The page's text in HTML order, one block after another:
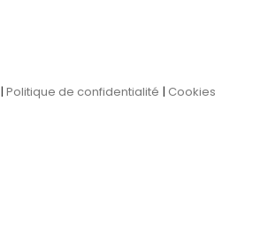
|Politique de confidentialité |Cookies